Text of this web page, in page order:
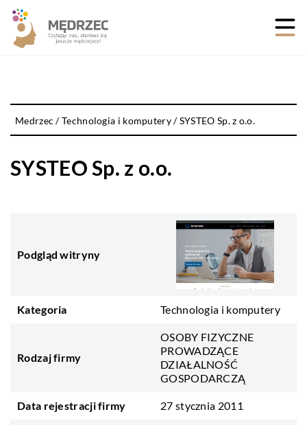
Medrzec /Technologia i komputery/SYSTEO Sp. z o.o.
SYSTEO Sp. z o.o.
Podgląd witryny
Kategoria Technologia i komputery
Rodzaj firmy
OSOBY FIZYCZNE
PROWADZĄCE
DZIAŁALNOŚĆ
GOSPODARCZĄ
Data rejestracji firmy 27 stycznia 2011